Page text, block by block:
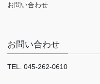
お問い合わせ
お問い合わせ
TEL. 045-262-0610